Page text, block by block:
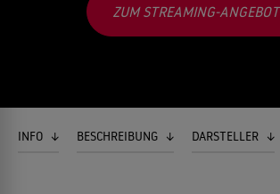
ZUM STREAMING-ANGEBOT
INFO BESCHREIBUNG DARSTELLER